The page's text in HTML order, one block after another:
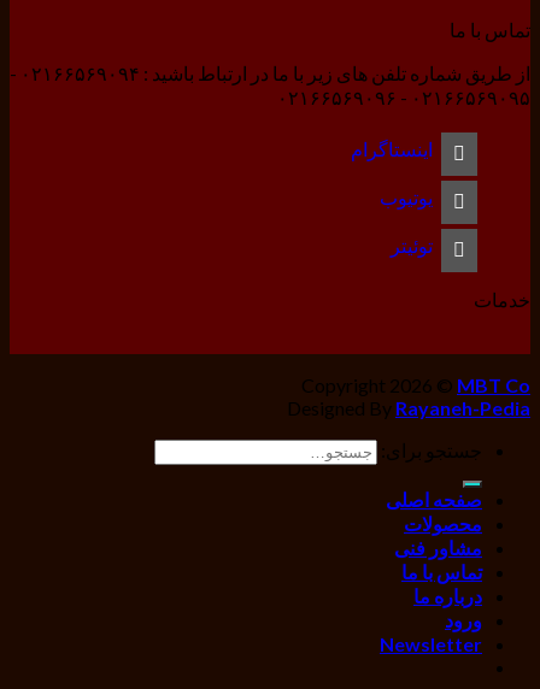
تماس با ما
از طریق شماره تلفن های زیر با ما در ارتباط باشید : ۰۲۱۶۶۵۶۹۰۹۴ -
۰۲۱۶۶۵۶۹۰۹۵ - ۰۲۱۶۶۵۶۹۰۹۶
اینستاگرام
یوتیوب
توئیتر
خدمات
Copyright 2026 © MBT Co
Designed By Rayaneh-Pedia
جستجو برای:
صفحه اصلی
محصولات
مشاور فنی
تماس با ما
درباره ما
ورود
Newsletter